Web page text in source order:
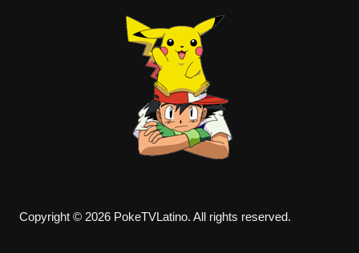
Copyright © 2026 PokeTVLatino. All rights reserved.